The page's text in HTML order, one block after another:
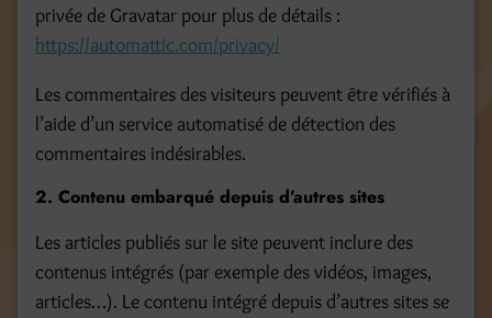
privée de Gravatar pour plus de détails :
https://automattic.com/privacy/
Les commentaires des visiteurs peuvent être vérifiés à
l’aide d’un service automatisé de détection des
commentaires indésirables.
2. Contenu embarqué depuis d’autres sites
Les articles publiés sur le site peuvent inclure des
contenus intégrés (par exemple des vidéos, images,
articles…). Le contenu intégré depuis d’autres sites se